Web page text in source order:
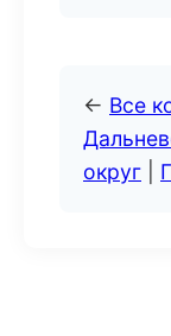
← Все
округ